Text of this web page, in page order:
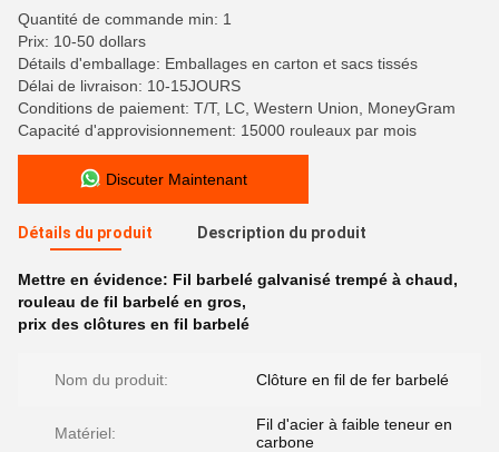
Quantité de commande min: 1
Prix: 10-50 dollars
Détails d'emballage: Emballages en carton et sacs tissés
Délai de livraison: 10-15JOURS
Conditions de paiement: T/T, LC, Western Union, MoneyGram
Capacité d'approvisionnement: 15000 rouleaux par mois
Discuter Maintenant
Détails du produit Description du produit
Mettre en évidence: Fil barbelé galvanisé trempé à chaud,
rouleau de fil barbelé en gros,
prix des clôtures en fil barbelé
Nom du produit: Clôture en fil de fer barbelé
Matériel:
Fil d'acier à faible teneur en
carbone